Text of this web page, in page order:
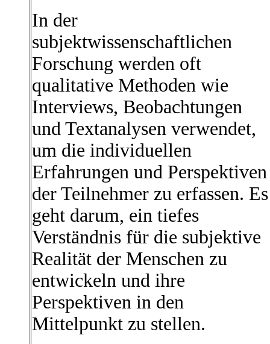
In der
subjektwissenschaftlichen
Forschung werden oft
qualitative Methoden wie
Interviews, Beobachtungen
und Textanalysen verwendet,
um die individuellen
Erfahrungen und Perspektiven
der Teilnehmer zu erfassen. Es
geht darum, ein tiefes
Verständnis für die subjektive
Realität der Menschen zu
entwickeln und ihre
Perspektiven in den
Mittelpunkt zu stellen.